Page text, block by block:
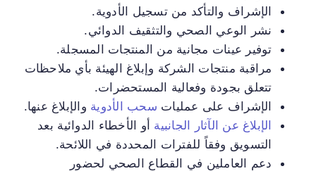
الإشراف والتأكد من تسجيل الأدوية.
نشر الوعي الصحي والتثقيف الدوائي.
توفير عينات مجانية من المنتجات المسجلة.
مراقبة منتجات الشركة وإبلاغ الهيئة بأي ملاحظات
تتعلق بجودة وفعالية المستحضرات.
الإشراف على عمليات سحب الأدوية والإبلاغ عنها.
الإبلاغ عن الآثار الجانبية أو الأخطاء الدوائية بعد
التسويق وفقاً للفترات المحددة في اللائحة.
دعم العاملين في القطاع الصحي لحضور